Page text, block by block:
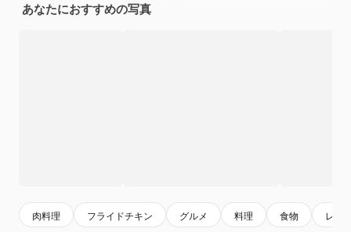
あなたにおすすめの写真
肉料理 フライドチキン グルメ 料理 食物 レシ